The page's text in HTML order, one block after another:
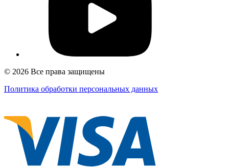
© 2026 Все права защищены
Политика обработки персональных данных